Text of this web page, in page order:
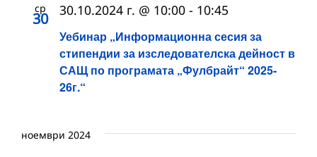
ср
30
Уебинар „Информационна сесия за
стипендии за изследователска дейност в
САЩ по програмата „Фулбрайт“ 2025-
26г.“
30.10.2024 г. @ 10:00 - 10:45
ноември 2024